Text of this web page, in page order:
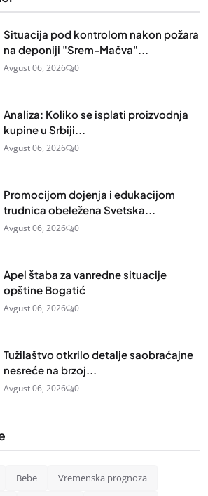
Situacija pod kontrolom nakon požara
na deponiji "Srem-Mačva"...
Avgust 06, 2026 0
Analiza: Koliko se isplati proizvodnja
kupine u Srbiji...
Avgust 06, 2026 0
Promocijom dojenja i edukacijom
trudnica obeležena Svetska...
Avgust 06, 2026 0
Apel štaba za vanredne situacije
opštine Bogatić
Avgust 06, 2026 0
Tužilaštvo otkrilo detalje saobraćajne
nesreće na brzoj...
Avgust 06, 2026 0
Bebe Vremenska prognoza